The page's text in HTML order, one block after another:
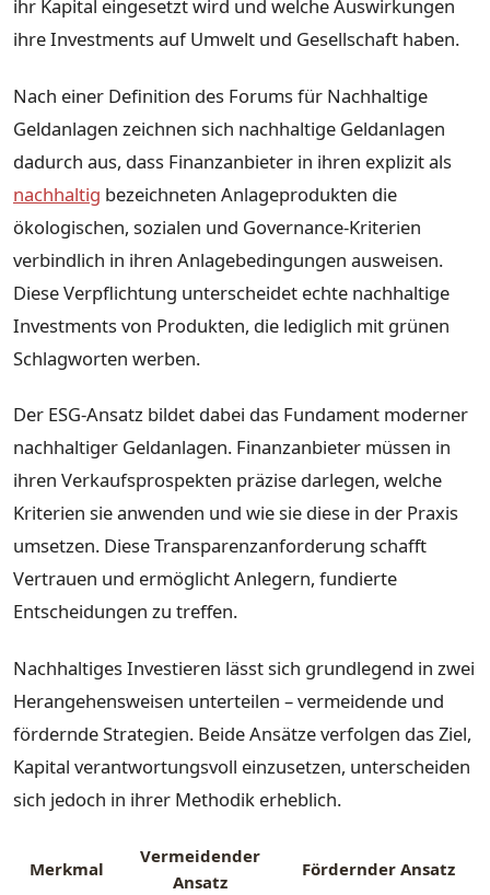
ihr Kapital eingesetzt wird und welche Auswirkungen
ihre Investments auf Umwelt und Gesellschaft haben.
Nach einer Definition des Forums für Nachhaltige
Geldanlagen zeichnen sich nachhaltige Geldanlagen
dadurch aus, dass Finanzanbieter in ihren explizit als
nachhaltig bezeichneten Anlageprodukten die
ökologischen, sozialen und Governance-Kriterien
verbindlich in ihren Anlagebedingungen ausweisen.
Diese Verpflichtung unterscheidet echte nachhaltige
Investments von Produkten, die lediglich mit grünen
Schlagworten werben.
Der ESG-Ansatz bildet dabei das Fundament moderner
nachhaltiger Geldanlagen. Finanzanbieter müssen in
ihren Verkaufsprospekten präzise darlegen, welche
Kriterien sie anwenden und wie sie diese in der Praxis
umsetzen. Diese Transparenzanforderung schafft
Vertrauen und ermöglicht Anlegern, fundierte
Entscheidungen zu treffen.
Nachhaltiges Investieren lässt sich grundlegend in zwei
Herangehensweisen unterteilen – vermeidende und
fördernde Strategien. Beide Ansätze verfolgen das Ziel,
Kapital verantwortungsvoll einzusetzen, unterscheiden
sich jedoch in ihrer Methodik erheblich.
Merkmal
Vermeidender
Ansatz
Fördernder Ansatz